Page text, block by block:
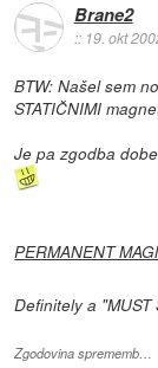
Brane2
:: 19. okt
BTW: Našel sem
STATIČNIMI
Je pa zgodba
PERMANENT
Definitely a "MUST
Zgodovina sprememb…